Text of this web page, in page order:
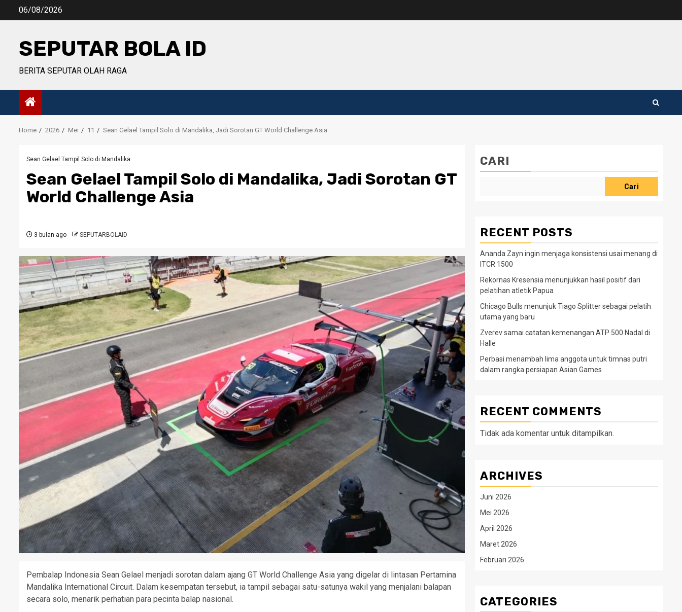
06/08/2026
SEPUTAR BOLA ID
BERITA SEPUTAR OLAH RAGA
Home 2026 Mei 11 Sean Gelael Tampil Solo di Mandalika, Jadi Sorotan GT World Challenge Asia
Sean Gelael Tampil Solo di Mandalika
Sean Gelael Tampil Solo di Mandalika, Jadi Sorotan GT
World Challenge Asia
3 bulan ago SEPUTARBOLAID
Pembalap Indonesia Sean Gelael menjadi sorotan dalam ajang GT World Challenge Asia yang digelar di lintasan Pertamina
Mandalika International Circuit. Dalam kesempatan tersebut, ia tampil sebagai satu-satunya wakil yang menjalani balapan
secara solo, menarik perhatian para pecinta balap nasional.
CARI
Cari
RECENT POSTS
Ananda Zayn ingin menjaga konsistensi usai menang di
ITCR 1500
Rekornas Kresensia menunjukkan hasil positif dari
pelatihan atletik Papua
Chicago Bulls menunjuk Tiago Splitter sebagai pelatih
utama yang baru
Zverev samai catatan kemenangan ATP 500 Nadal di
Halle
Perbasi menambah lima anggota untuk timnas putri
dalam rangka persiapan Asian Games
RECENT COMMENTS
Tidak ada komentar untuk ditampilkan.
ARCHIVES
Juni 2026
Mei 2026
April 2026
Maret 2026
Februari 2026
CATEGORIES